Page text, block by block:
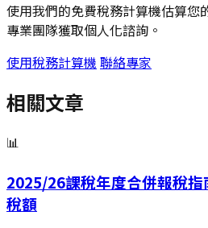
使用我們的免費稅務計算機估算您
專業團隊獲取個人化諮詢。
使用稅務計算機 聯絡專家
相關文章
📊
2025/26課稅年度合併報稅
稅額